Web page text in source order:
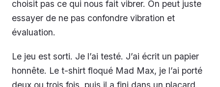
choisit pas ce qui nous fait vibrer. On peut juste
essayer de ne pas confondre vibration et
évaluation.
Le jeu est sorti. Je l’ai testé. J’ai écrit un papier
honnête. Le t-shirt floqué Mad Max, je l’ai porté